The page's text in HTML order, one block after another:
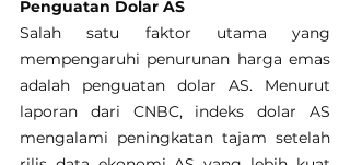
Penguatan Dolar AS
Salah satu faktor utama yang
mempengaruhi penurunan harga emas
adalah penguatan dolar AS. Menurut
laporan dari CNBC, indeks dolar AS
mengalami peningkatan tajam setelah